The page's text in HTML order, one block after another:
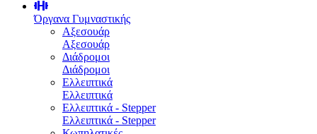
Όργανα Γυμναστικής
Αξεσουάρ
Αξεσουάρ
Διάδρομοι
Διάδρομοι
Ελλειπτικά
Ελλειπτικά
Ελλειπτικά - Stepper
Ελλειπτικά - Stepper